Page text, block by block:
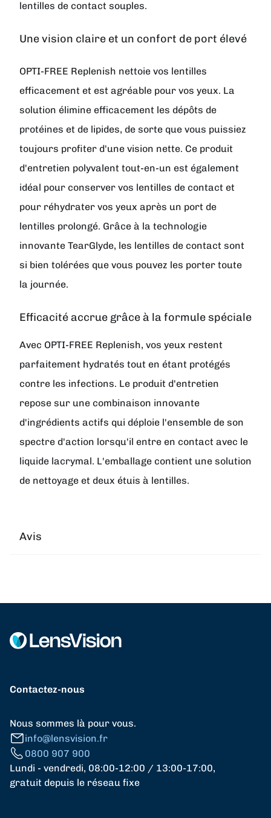
lentilles de contact souples.
Une vision claire et un confort de port élevé
OPTI-FREE Replenish nettoie vos lentilles
efficacement et est agréable pour vos yeux. La
solution élimine efficacement les dépôts de
protéines et de lipides, de sorte que vous puissiez
toujours profiter d'une vision nette. Ce produit
d'entretien polyvalent tout-en-un est également
idéal pour conserver vos lentilles de contact et
pour réhydrater vos yeux après un port de
lentilles prolongé. Grâce à la technologie
innovante TearGlyde, les lentilles de contact sont
si bien tolérées que vous pouvez les porter toute
la journée.
Efficacité accrue grâce à la formule spéciale
Avec OPTI-FREE Replenish, vos yeux restent
parfaitement hydratés tout en étant protégés
contre les infections. Le produit d'entretien
repose sur une combinaison innovante
d'ingrédients actifs qui déploie l'ensemble de son
spectre d'action lorsqu'il entre en contact avec le
liquide lacrymal. L'emballage contient une solution
de nettoyage et deux étuis à lentilles.
Avis
Contactez-nous
Nous sommes là pour vous.
info@lensvision.fr
0800 907 900
Lundi - vendredi, 08:00-12:00 / 13:00-17:00,
gratuit depuis le réseau fixe